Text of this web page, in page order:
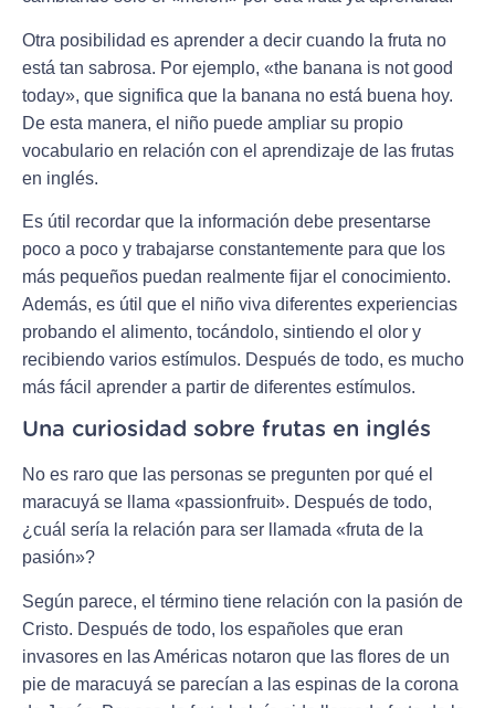
Otra posibilidad es aprender a decir cuando la fruta no
está tan sabrosa. Por ejemplo, «the banana is not good
today», que significa que la banana no está buena hoy.
De esta manera, el niño puede ampliar su propio
vocabulario en relación con el aprendizaje de las frutas
en inglés.
Es útil recordar que la información debe presentarse
poco a poco y trabajarse constantemente para que los
más pequeños puedan realmente fijar el conocimiento.
Además, es útil que el niño viva diferentes experiencias
probando el alimento, tocándolo, sintiendo el olor y
recibiendo varios estímulos. Después de todo, es mucho
más fácil aprender a partir de diferentes estímulos.
Una curiosidad sobre frutas en inglés
No es raro que las personas se pregunten por qué el
maracuyá se llama «passionfruit». Después de todo,
¿cuál sería la relación para ser llamada «fruta de la
pasión»?
Según parece, el término tiene relación con la pasión de
Cristo. Después de todo, los españoles que eran
invasores en las Américas notaron que las flores de un
pie de maracuyá se parecían a las espinas de la corona